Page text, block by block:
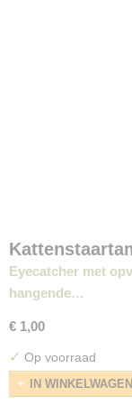
Eyecatcher met
hangende…
€ 1,00
✓ Op voorraad
IN WINKELWAGEN